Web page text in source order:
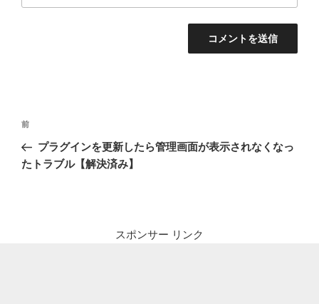
投
ナ
前
の
投
前
プラグインを更新したら管理画面が表示されなくなっ
たトラブル【解決済み】
スポンサー リンク